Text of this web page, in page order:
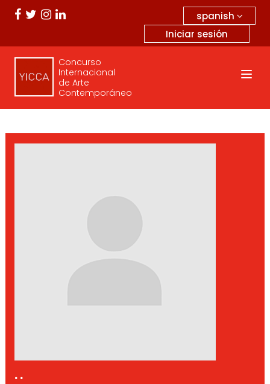
spanish
Iniciar sesión
Concurso
Internacional
de Arte
Contemporáneo
. .